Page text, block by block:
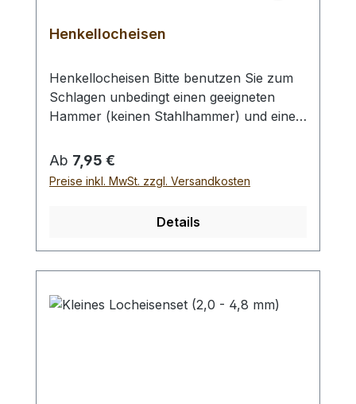
Henkellocheisen
Henkellocheisen Bitte benutzen Sie zum
Schlagen unbedingt einen geeigneten
Hammer (keinen Stahlhammer) und eine
Schneidmatte) um eine Beschädigung des
Werkzeugs auszuschliessen, siehe
Zubehör. Verfügbare Größen:- Ø 1,0 mm-
mm- Ø 6,0 mm- Ø 7,0 mm- Ø 8,0 mm- Ø
9,0 mm- Ø 10,0 mm Bei einer Bestellung 1
Stück erhalten Sie 1 Henkellocheisen der
Regulärer Preis:
Ab 7,95 €
Preise inkl. MwSt. zzgl. Versandkosten
Details